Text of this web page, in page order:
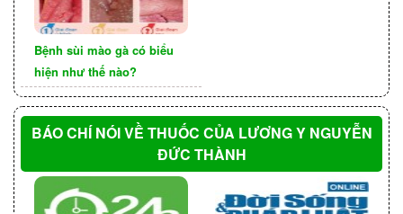
Papillomavirus) gây ra. Có nhiều loại HPV, trong
đó loại HPV-16 và HPV-18 là những nguyên nhân
phổ biến nhất gây ra sùi mào gà ở vùng kín nữ
giới.
Bệnh sùi mào gà có biểu
hiện như thế nào?
BÁO CHÍ NÓI VỀ THUỐC CỦA LƯƠNG Y NGUYỄN
ĐỨC THÀNH